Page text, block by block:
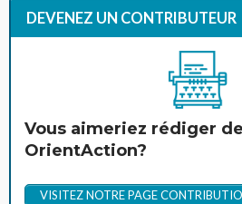
DEVENEZ UN CONTRIBUTEUR
Vous aimeriez rédiger
OrientAction?
VISITEZ NOTRE PAGE